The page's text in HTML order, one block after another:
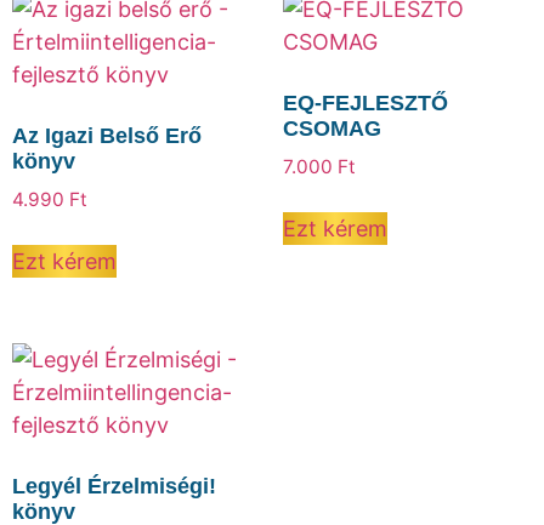
Az Igazi Belső Erő
könyv
4.990 Ft
Ezt kérem
EQ-FEJLESZTŐ
CSOMAG
7.000 Ft
Ezt kérem
Legyél Érzelmiségi!
könyv